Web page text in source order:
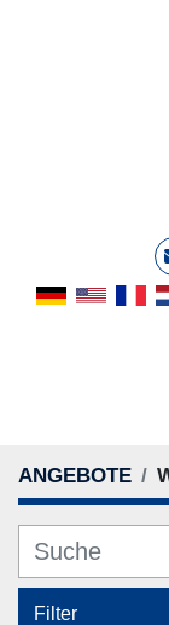
ANGEBOTE
Filter